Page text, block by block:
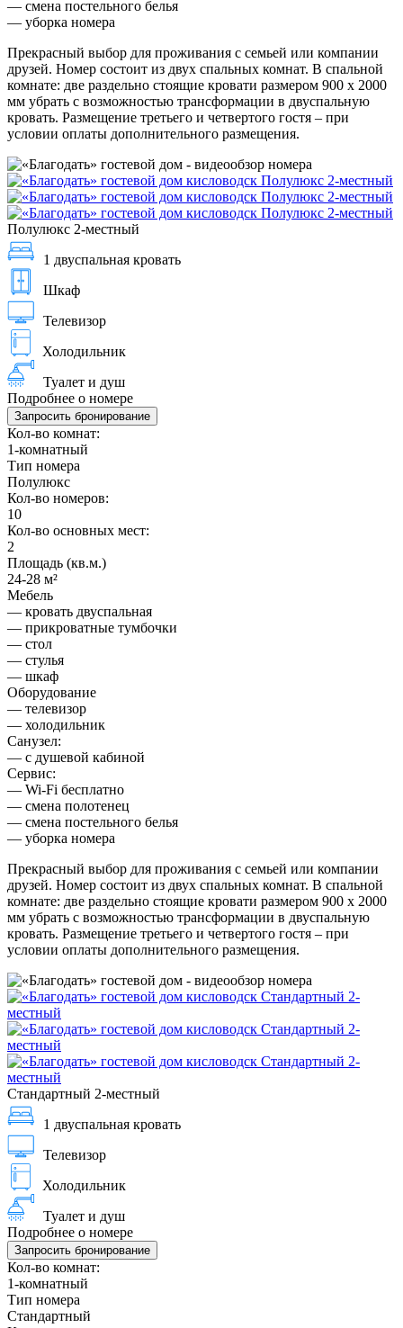
— смена постельного белья
— уборка номера
Прекрасный выбор для проживания с семьей или компании
друзей. Номер состоит из двух спальных комнат. В спальной
комнате: две раздельно стоящие кровати размером 900 х 2000
мм убрать с возможностью трансформации в двуспальную
кровать. Размещение третьего и четвертого гостя – при
условии оплаты дополнительного размещения.
Полулюкс 2-местный
1 двуспальная кровать
Шкаф
Телевизор
Холодильник
Туалет и душ
Подробнее о номере
Запросить бронирование
Кол-во комнат:
1-комнатный
Тип номера
Полулюкс
Кол-во номеров:
10
Кол-во основных мест:
2
Площадь (кв.м.)
24-28 м²
Мебель
— кровать двуспальная
— прикроватные тумбочки
— стол
— стулья
— шкаф
Оборудование
— телевизор
— холодильник
Санузел:
— с душевой кабиной
Сервис:
— Wi-Fi бесплатно
— смена полотенец
— смена постельного белья
— уборка номера
Прекрасный выбор для проживания с семьей или компании
друзей. Номер состоит из двух спальных комнат. В спальной
комнате: две раздельно стоящие кровати размером 900 х 2000
мм убрать с возможностью трансформации в двуспальную
кровать. Размещение третьего и четвертого гостя – при
условии оплаты дополнительного размещения.
Стандартный 2-местный
1 двуспальная кровать
Телевизор
Холодильник
Туалет и душ
Подробнее о номере
Запросить бронирование
Кол-во комнат:
1-комнатный
Тип номера
Стандартный